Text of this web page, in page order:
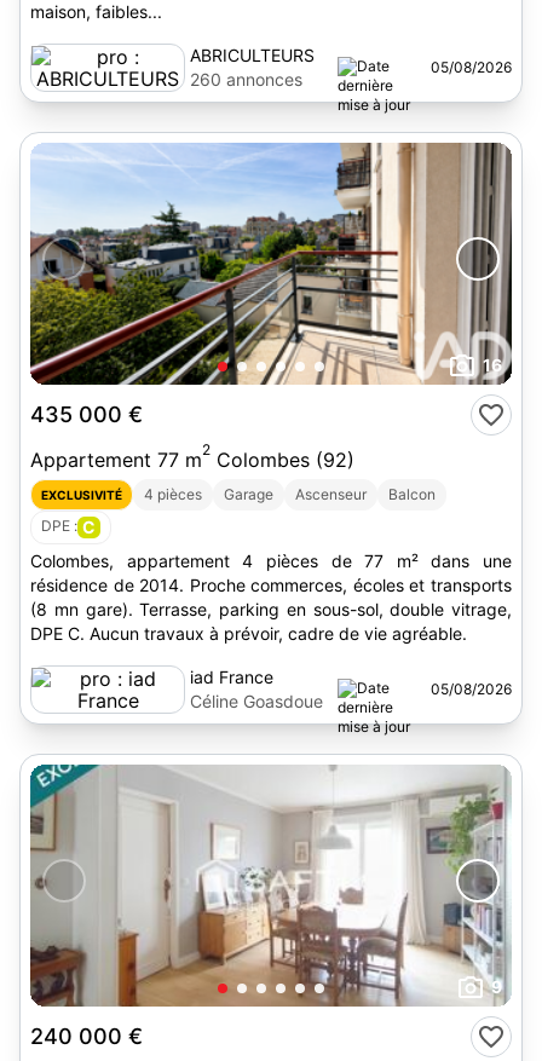
maison, faibles...
ABRICULTEURS
260 annonces
05/08/2026
16
435 000 €
Appartement 77 m2 Colombes (92)
EXCLUSIVITÉ 4 pièces Garage Ascenseur
Balcon
DPE : C
Colombes, appartement 4 pièces de 77 m² dans une
résidence de 2014. Proche commerces, écoles et transports
(8 mn gare). Terrasse, parking en sous-sol, double vitrage,
DPE C. Aucun travaux à prévoir, cadre de vie agréable.
iad France
Céline Goasdoue
05/08/2026
9
240 000 €